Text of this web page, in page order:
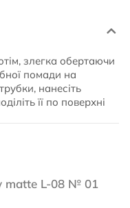
злегка обертаючи
помади на
нанесіть
її по поверхні
matte L-08 № 01